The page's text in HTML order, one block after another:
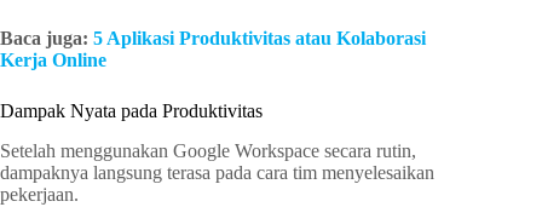
Baca juga: 5 Aplikasi Produktivitas atau Kolaborasi
Kerja Online
Dampak Nyata pada Produktivitas
Setelah menggunakan Google Workspace secara rutin,
dampaknya langsung terasa pada cara tim menyelesaikan
pekerjaan.